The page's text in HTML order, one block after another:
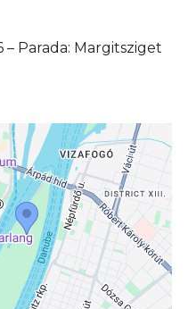
– Parada: Margitsziget